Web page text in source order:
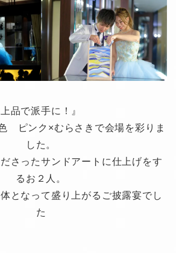
上品で派手に！』
ピンク×むらさきで会場を彩りま
した。
さったサンドアートに仕上げをす
るお２人。
となって盛り上がるご披露宴でし
た